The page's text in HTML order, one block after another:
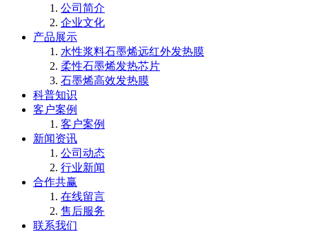
公司简介
企业文化
产品展示
水性浆料石墨烯远红外发热膜
柔性石墨烯发热芯片
石墨烯高效发热膜
科普知识
客户案例
客户案例
新闻资讯
公司动态
行业新闻
合作共赢
在线留言
售后服务
联系我们